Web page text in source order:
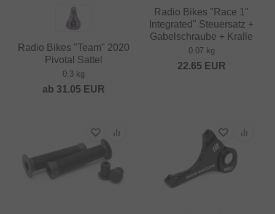
Radio Bikes "Team" 2020
Pivotal Sattel
0.3 kg
ab 31.05 EUR
Radio Bikes "Race 1"
Integrated" Steuersatz +
Gabelschraube + Kralle
0.07 kg
22.65 EUR